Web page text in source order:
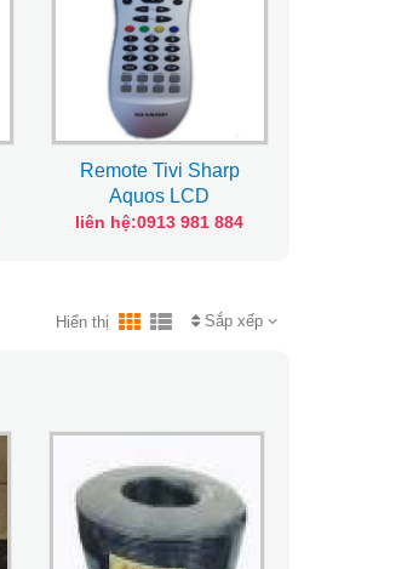
Remote Tivi Sharp
Aquos LCD
liên hệ:0913 981 884
Sắp xếp
Hiển thị